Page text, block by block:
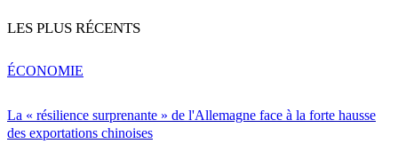
LES PLUS RÉCENTS
La « résilience surprenante » de l'Allemagne face à la forte hausse
des exportations chinoises
ÉCONOMIE